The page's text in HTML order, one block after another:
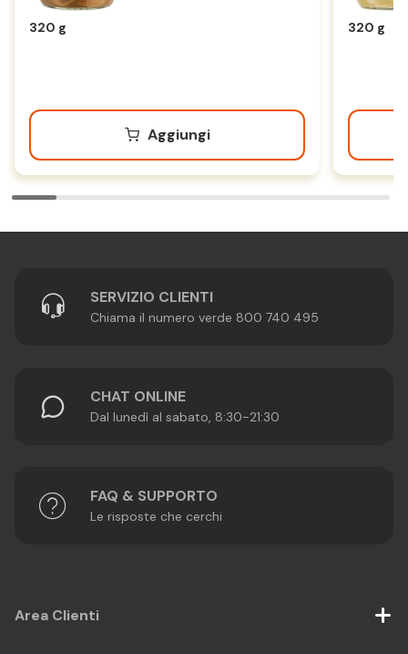
320 g
Aggiungi
320 g
SERVIZIO CLIENTI
Chiama il numero verde 800 740 495
CHAT ONLINE
Dal lunedì al sabato, 8:30-21:30
FAQ & SUPPORTO
Le risposte che cerchi
Area Clienti